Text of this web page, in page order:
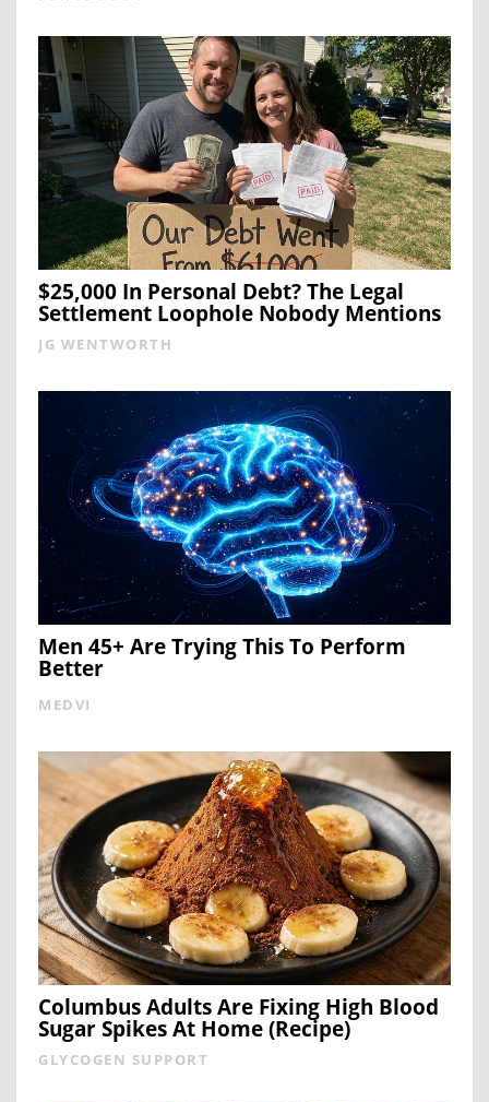
$25,000 In Personal Debt? The Legal
Settlement Loophole Nobody Mentions
JG WENTWORTH
Men 45+ Are Trying This To Perform
Better
MEDVI
Columbus Adults Are Fixing High Blood
Sugar Spikes At Home (Recipe)
GLYCOGEN SUPPORT